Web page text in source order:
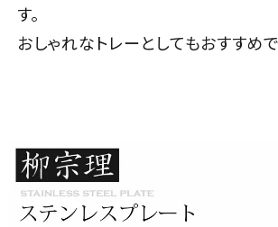
す。
おしゃれなトレーとしてもおすすめで